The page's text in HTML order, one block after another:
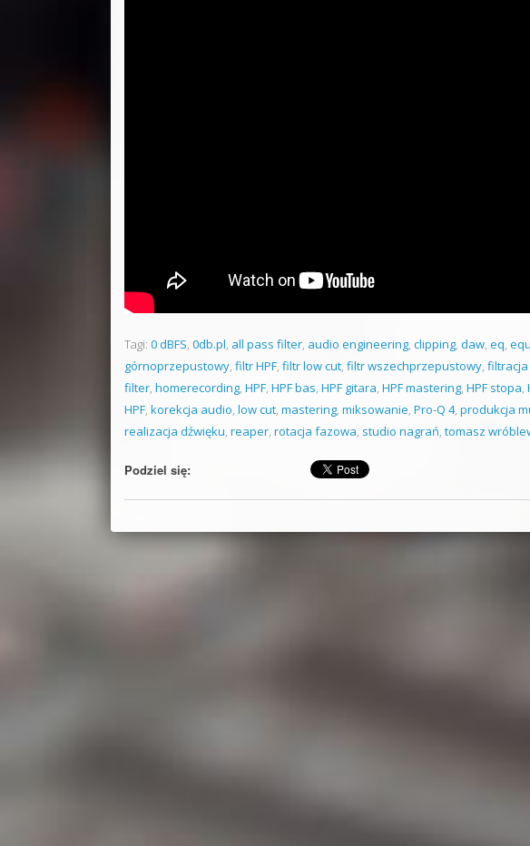
Tagi: 0 dBFS, 0db.pl, all pass filter, audio engineering, clipping, daw, eq,
górnoprzepustowy, filtr HPF, filtr low cut, filtr wszechprzepustowy,
filter, homerecording, HPF, HPF bas, HPF gitara, HPF mastering, HPF stopa,
HPF, korekcja audio, low cut, mastering, miksowanie, Pro-Q 4, produkcja
realizacja dźwięku, reaper, rotacja fazowa, studio nagrań, tomasz
Podziel się: